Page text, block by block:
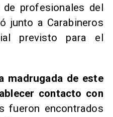
profesionales del
junto a Carabineros
previsto para el
madrugada de este
contacto con
fueron encontrados